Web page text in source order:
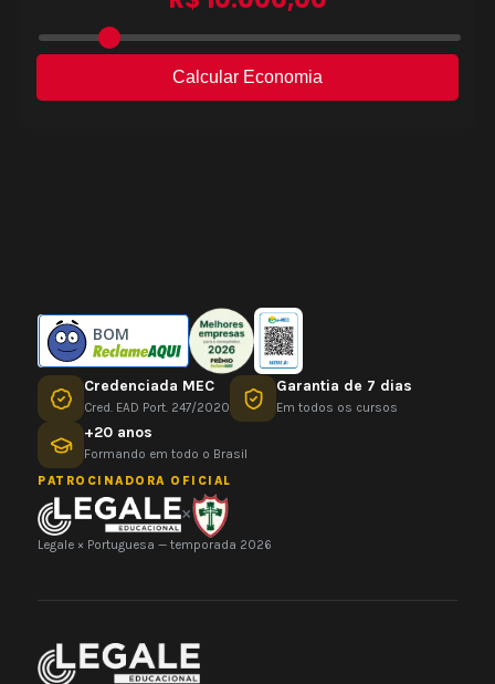
BOM
Credenciada MEC
Cred. EAD Port. 247/2020
Garantia de 7 dias
Em todos os cursos
+20 anos
Formando em todo o Brasil
PATROCINADORA OFICIAL
×
Legale × Portuguesa — temporada 2026